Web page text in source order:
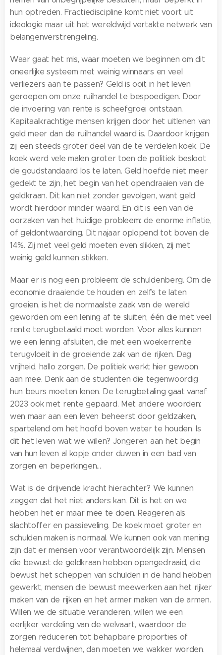
hun optreden. Fractiediscipline komt niet voort uit
ideologie maar uit het wereldwijd vertakte netwerk van
belangenverstrengeling.
Waar gaat het mis, waar moeten we beginnen om dit
oneerlijke systeem met weinig winnaars en veel
verliezers aan te passen? Geld is ooit in het leven
geroepen om onze ruilhandel te bespoedigen. Door
de invoering van rente is scheefgroei ontstaan.
Kapitaalkrachtige mensen krijgen door het uitlenen van
geld meer dan de ruilhandel waard is. Daardoor krijgen
zij een steeds groter deel van de te verdelen koek. De
koek werd vele malen groter toen de politiek besloot
de goudstandaard los te laten. Geld hoefde niet meer
gedekt te zijn, het begin van het opendraaien van de
geldkraan. Dit kan niet zonder gevolgen, want geld
wordt hierdoor minder waard. En dit is een van de
oorzaken van het huidige probleem: de enorme inflatie,
of geldontwaarding. Dit najaar oplopend tot boven de
14%. Zij met veel geld moeten even slikken, zij met
weinig geld kunnen stikken.
Maar er is nog een probleem: de schuldenberg. Om de
economie draaiende te houden en zelfs te laten
groeien, is het de normaalste zaak van de wereld
geworden om een lening af te sluiten, één die met veel
rente terugbetaald moet worden. Voor alles kunnen
we een lening afsluiten, die met een woekerrente
terugvloeit in de groeiende zak van de rijken. Dag
vrijheid, hallo zorgen. De politiek werkt hier gewoon
aan mee. Denk aan de studenten die tegenwoordig
hun beurs moeten lenen. De terugbetaling gaat vanaf
2023 ook met rente gepaard. Met andere woorden:
wen maar aan een leven beheerst door geldzaken,
spartelend om het hoofd boven water te houden. Is
dit het leven wat we willen? Jongeren aan het begin
van hun leven al kopje onder duwen in een bad van
zorgen en beperkingen...
Wat is de drijvende kracht hierachter? We kunnen
zeggen dat het niet anders kan. Dit is het en we
hebben het er maar mee te doen. Reageren als
slachtoffer en passieveling. De koek moet groter en
schulden maken is normaal. We kunnen ook van mening
zijn dat er mensen voor verantwoordelijk zijn. Mensen
die bewust de geldkraan hebben opengedraaid, die
bewust het scheppen van schulden in de hand hebben
gewerkt, mensen die bewust meewerken aan het rijker
maken van de rijken en het armer maken van de armen.
Willen we de situatie veranderen, willen we een
eerlijker verdeling van de welvaart, waardoor de
zorgen reduceren tot behapbare proporties of
helemaal verdwijnen, dan moeten we wakker worden.